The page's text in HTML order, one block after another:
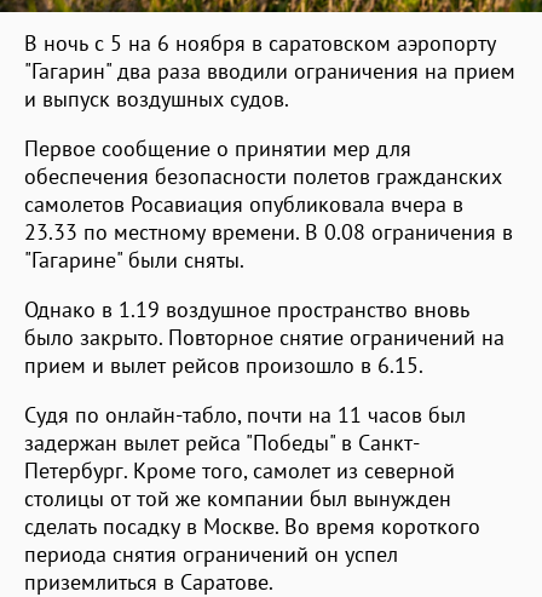
В ночь с 5 на 6 ноября в саратовском аэропорту
"Гагарин" два раза вводили ограничения на прием
и выпуск воздушных судов.
Первое сообщение о принятии мер для
обеспечения безопасности полетов гражданских
самолетов Росавиация опубликовала вчера в
23.33 по местному времени. В 0.08 ограничения в
"Гагарине" были сняты.
Однако в 1.19 воздушное пространство вновь
было закрыто. Повторное снятие ограничений на
прием и вылет рейсов произошло в 6.15.
Судя по онлайн-табло, почти на 11 часов был
задержан вылет рейса "Победы" в Санкт-
Петербург. Кроме того, самолет из северной
столицы от той же компании был вынужден
сделать посадку в Москве. Во время короткого
периода снятия ограничений он успел
приземлиться в Саратове.